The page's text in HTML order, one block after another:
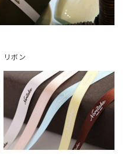
リボン